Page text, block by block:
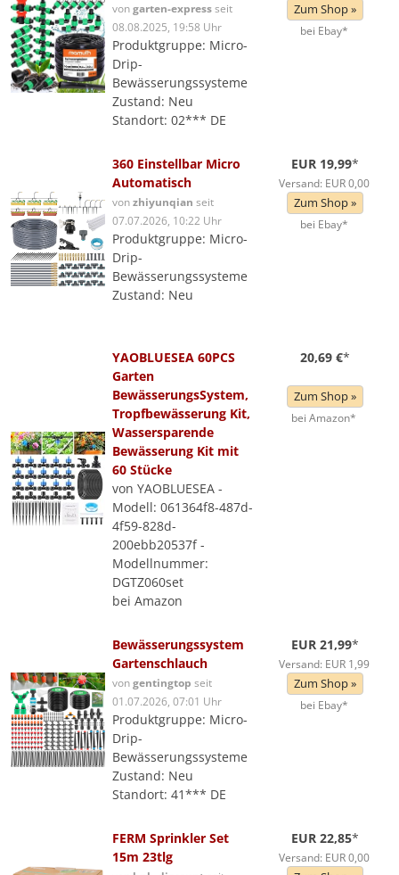
vongarten-expressseit
08.08.2025, 19:58 Uhr
Produktgruppe: Micro-
Drip-
Bewässerungssysteme
Zustand: Neu
Standort: 02*** DE
Zum Shop »
bei Ebay*
360 Einstellbar Micro
Automatisch
vonzhiyunqian seit
07.07.2026, 10:22 Uhr
Produktgruppe: Micro-
Drip-
Bewässerungssysteme
Zustand: Neu
EUR 19,99*
Versand: EUR 0,00
Zum Shop »
bei Ebay*
YAOBLUESEA 60PCS
Garten
BewässerungsSystem,
Tropfbewässerung Kit,
Wassersparende
Bewässerung Kit mit
60 Stücke
von YAOBLUESEA -
Modell: 061364f8-487d-
4f59-828d-
200ebb20537f -
Modellnummer:
DGTZ060set
bei Amazon
20,69 €*
Zum Shop »
bei Amazon*
Bewässerungssystem
Gartenschlauch
vongentingtop seit
01.07.2026, 07:01 Uhr
Produktgruppe: Micro-
Drip-
Bewässerungssysteme
Zustand: Neu
Standort: 41*** DE
EUR 21,99*
Versand: EUR 1,99
Zum Shop »
bei Ebay*
FERM Sprinkler Set
15m 23tlg
EUR 22,85*
Versand: EUR 0,00